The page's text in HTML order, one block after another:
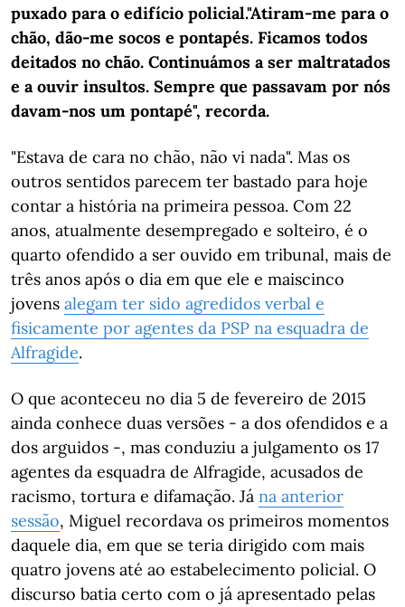
puxado para o edifício policial."Atiram-me para o
chão, dão-me socos e pontapés. Ficamos todos
deitados no chão. Continuámos a ser maltratados
e a ouvir insultos. Sempre que passavam por nós
davam-nos um pontapé", recorda.
"Estava de cara no chão, não vi nada". Mas os
outros sentidos parecem ter bastado para hoje
contar a história na primeira pessoa. Com 22
anos, atualmente desempregado e solteiro, é o
quarto ofendido a ser ouvido em tribunal, mais de
três anos após o dia em que ele e maiscinco
jovens alegam ter sido agredidos verbal e
fisicamente por agentes da PSP na esquadra de
Alfragide.
O que aconteceu no dia 5 de fevereiro de 2015
ainda conhece duas versões - a dos ofendidos e a
dos arguidos -, mas conduziu a julgamento os 17
agentes da esquadra de Alfragide, acusados de
racismo, tortura e difamação. Já na anterior
sessão, Miguel recordava os primeiros momentos
daquele dia, em que se teria dirigido com mais
quatro jovens até ao estabelecimento policial. O
discurso batia certo com o já apresentado pelas